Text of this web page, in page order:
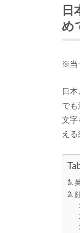
日
め
※当
日
でも
文字
え